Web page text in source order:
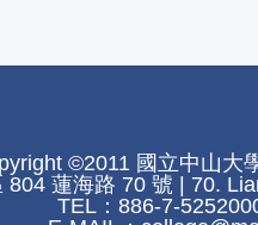
©2011 國立中山大
804 蓮海路 70 號 | 70.
TEL：886-7-